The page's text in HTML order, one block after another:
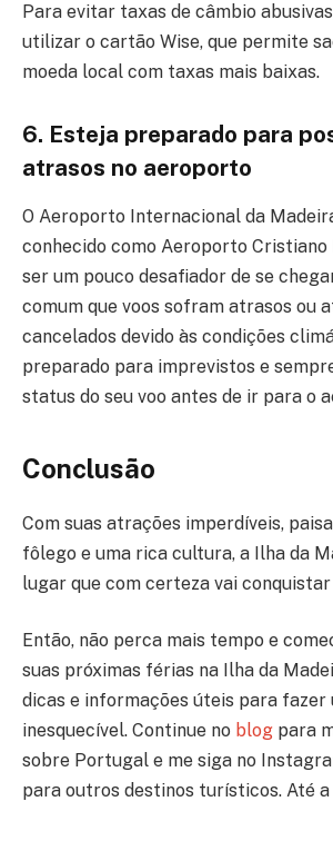
Para evitar taxas de câmbio
utilizar o cartão Wise, que permite
moeda local com taxas mais baixas.
6. Esteja preparado para
atrasos no aeroporto
O Aeroporto Internacional da
conhecido como Aeroporto Cristiano
ser um pouco desafiador de se
comum que voos sofram atrasos ou
cancelados devido às condições
preparado para imprevistos e
status do seu voo antes de ir para o
Conclusão
Com suas atrações imperdíveis,
fôlego e uma rica cultura, a Ilha da
lugar que com certeza vai conquistar
Então, não perca mais tempo e
suas próximas férias na Ilha da
dicas e informações úteis para fazer
inesquecível. Continue no blog para
sobre Portugal e me siga no
para outros destinos turísticos. Até a